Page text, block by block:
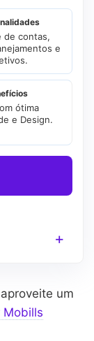
de contas,
e
ótima
e Design.
um